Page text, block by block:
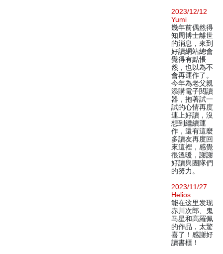
2023/12/12
Yumi
幾年前偶然得
知周博士離世
的消息，來到
好讀網站總會
覺得有點悵
然，也以為不
會再運作了。
今年為老父親
添購電子閱讀
器，抱著試一
試的心情再度
連上好讀，沒
想到繼續運
作，還有這麼
多讀友再度回
來這裡，感覺
很溫暖，謝謝
好讀與團隊們
的努力。
2023/11/27
Helios
能在这里发现
赤川次郎、鬼
马星和高羅佩
的作品，太驚
喜了！感謝好
讀書櫃！